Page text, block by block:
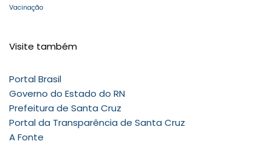
Vacinação
Visite também
Portal Brasil
Governo do Estado do RN
Prefeitura de Santa Cruz
Portal da Transparência de Santa Cruz
A Fonte